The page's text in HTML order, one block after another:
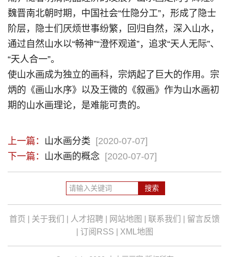
魏晋南北朝时期，中国社会“仕隐分工”，形成了隐士
阶层，隐士们厌烦世事纷繁，回归自然，深入山水，
通过自然山水以“畅神”“澄怀观道”，追求“天人无际”、
“天人合一”。
使山水画成为独立的画科，宗炳起了巨大的作用。宗
炳的《画山水序》以及王微的《叙画》作为山水画初
期的山水画理论，是难能可贵的。
上一篇： 山水画分类
[2020-07-07]
下一篇：
山水画的概念 [2020-07-07]
首页 关于我们 人才招聘 网站地图 联系我们
留言反馈
订阅RSS XML地图